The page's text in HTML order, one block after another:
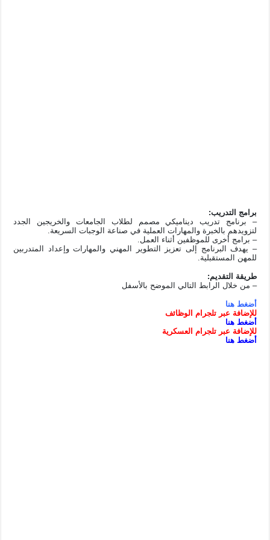
برامج التدريب:
– برنامج تدريب ديناميكي مصمم لطلاب الجامعات والخريجين الجدد
لتزويدهم بالخبرة والمهارات العملية في صناعة الوجبات السريعة.
– برامج أخرى للموظفين أثناء العمل.
– يهدف البرنامج إلى تعزيز التطوير المهني والمهارات وإعداد المتدربين
للمهن المستقبلية.
طريقة التقديم:
– من خلال الرابط التالي الموضح بالأسفل
أضغط هنا
للإضافة عبر تلجرام الوظائف
أضغط هنا
للإضافة عبر تلجرام العسكرية
أضغط هنا